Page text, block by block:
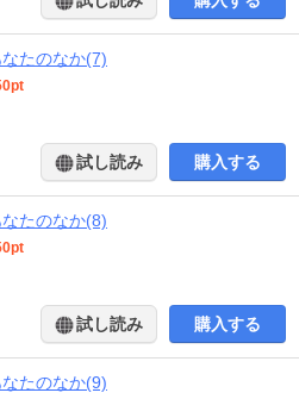
たのなか(7)
試し読み 購入する
たのなか(8)
試し読み 購入する
たのなか(9)